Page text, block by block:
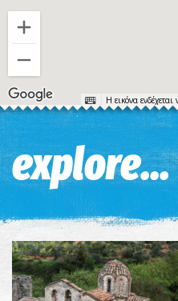
Η εικόνα
explore...